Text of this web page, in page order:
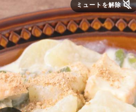
ミュートを解除